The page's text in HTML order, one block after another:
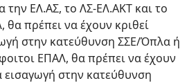
την ΕΛ.ΑΣ, το ΛΣ-ΕΛ.ΑΚΤ και το
θα πρέπει να έχουν κριθεί
στην κατεύθυνση ΣΣΕ/Όπλα ή
ΕΠΑΛ, θα πρέπει να έχουν
εισαγωγή στην κατεύθυνση